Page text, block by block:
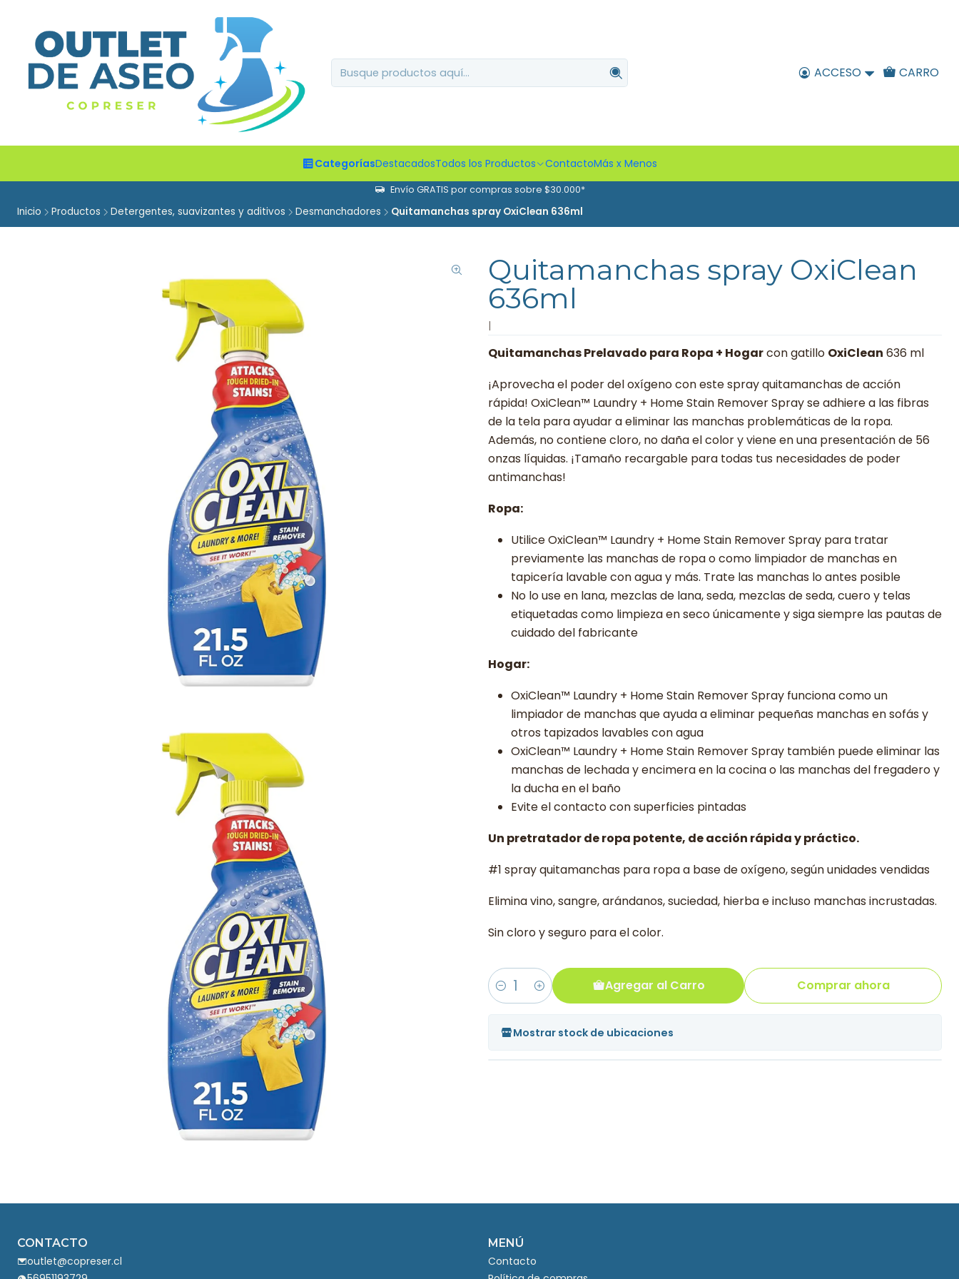
ACCESO CARRO
CategoríasDestacadosTodos los Productos ContactoMás x Menos
Envío GRATIS por compras sobre $30.000*
Inicio Productos Detergentes, suavizantes y aditivos Desmanchadores Quitamanchas spray OxiClean 636ml
Quitamanchas spray OxiClean
636ml
Quitamanchas Prelavado para Ropa + Hogarcon gatillo OxiClean 636 ml
¡Aprovecha el poder del oxígeno con este spray quitamanchas de acción
rápida! OxiClean™ Laundry + Home Stain Remover Spray se adhiere a las fibras
de la tela para ayudar a eliminar las manchas problemáticas de la ropa.
Además, no contiene cloro, no daña el color y viene en una presentación de 56
onzas líquidas. ¡Tamaño recargable para todas tus necesidades de poder
antimanchas!
Ropa:
Utilice OxiClean™ Laundry + Home Stain Remover Spray para tratar
previamente las manchas de ropa o como limpiador de manchas en
tapicería lavable con agua y más. Trate las manchas lo antes posible
No lo use en lana, mezclas de lana, seda, mezclas de seda, cuero y telas
etiquetadas como limpieza en seco únicamente y siga siempre las pautas de
cuidado del fabricante
Hogar:
OxiClean™ Laundry + Home Stain Remover Spray funciona como un
limpiador de manchas que ayuda a eliminar pequeñas manchas en sofás y
otros tapizados lavables con agua
OxiClean™ Laundry + Home Stain Remover Spray también puede eliminar las
manchas de lechada y encimera en la cocina o las manchas del fregadero y
la ducha en el baño
Evite el contacto con superficies pintadas
Un pretratador de ropa potente, de acción rápida y práctico.
#1 spray quitamanchas para ropa a base de oxígeno, según unidades vendidas
Elimina vino, sangre, arándanos, suciedad, hierba e incluso manchas incrustadas.
Sin cloro y seguro para el color.
Cantidad
Agregar al Carro Comprar ahora
Mostrar stock de ubicaciones
CONTACTO
outlet@copreser.cl
MENÚ
Contacto